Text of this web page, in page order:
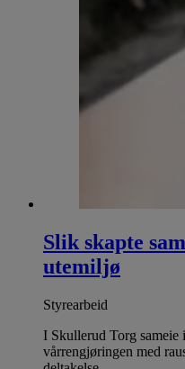
Slik skapte
utemiljø
Styrearbeid
I Skullerud Torg sameie
vårrengjøringen med